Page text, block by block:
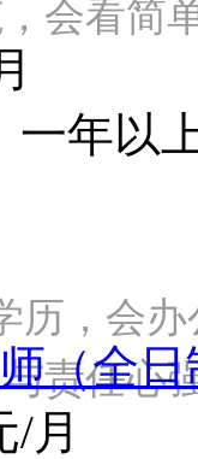
会看
年以
历，会
责任
（全
/月